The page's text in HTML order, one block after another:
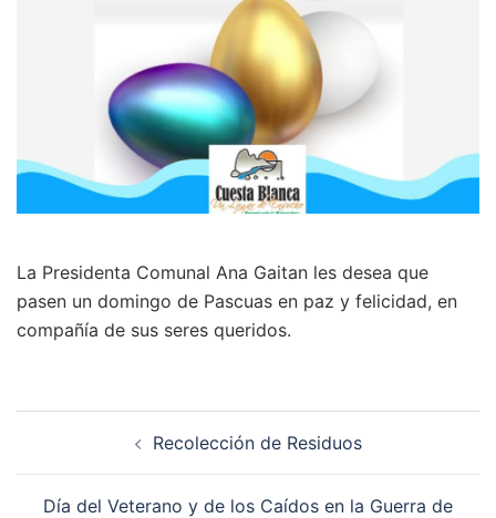
La Presidenta Comunal Ana Gaitan les desea que
pasen un domingo de Pascuas en paz y felicidad, en
compañía de sus seres queridos.
entradas
Recolección de Residuos
Día del Veterano y de los Caídos en la Guerra de